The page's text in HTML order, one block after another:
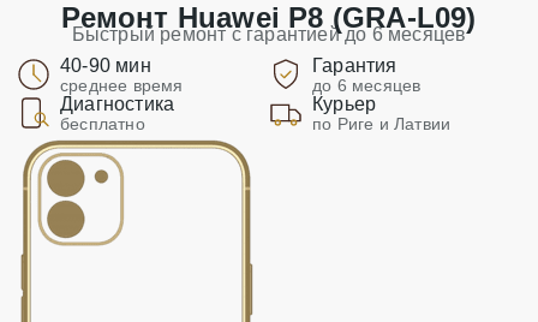
Ремонт Huawei P8 (GRA-L09)
Быстрый ремонт с гарантией до 6 месяцев
40-90 мин
среднее время
Гарантия
до 6 месяцев
Диагностика
бесплатно
Курьер
по Риге и Латвии